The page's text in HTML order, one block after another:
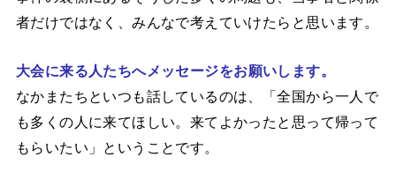
者だけではなく、みんなで考えていけたらと思います。
大会に来る人たちへメッセージをお願いします。
なかまたちといつも話しているのは、「全国から一人で
も多くの人に来てほしい。来てよかったと思って帰って
もらいたい」ということです。